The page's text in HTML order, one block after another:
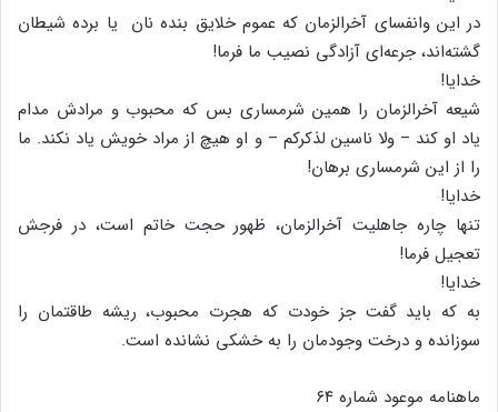
در این وانفسای آخرالزمان که عموم خلایق بنده نان یا برده شیطان
گشته‌اند، جرعه‌ای آزادگی نصیب ما فرما!
خدایا!
شیعه آخرالزمان را همین شرمساری بس که محبوب و مرادش مدام
یاد او کند – ولا ناسین لذکرکم – و او هیچ از مراد خویش یاد نکند. ما
را از این شرمساری برهان!
خدایا!
تنها چاره جاهلیت آخرالزمان، ظهور حجت خاتم است، در فرجش
تعجیل فرما!
خدایا!
به که باید گفت جز خودت که هجرت محبوب، ریشه طاقتمان را
سوزانده و درخت وجودمان را به خشکی نشانده است.
ماهنامه موعود شماره ۶۴